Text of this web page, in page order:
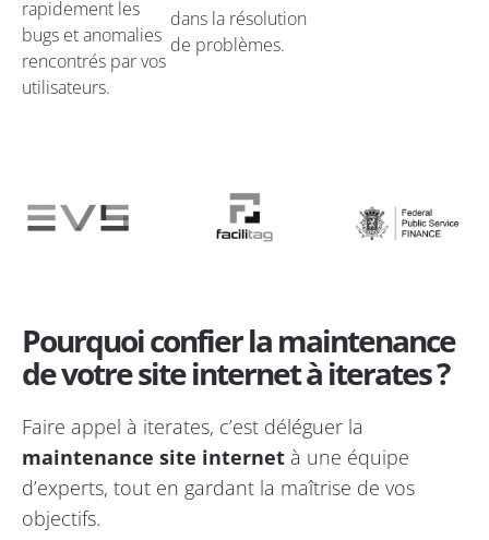
rapidement les
bugs et anomalies
rencontrés par vos
utilisateurs.
dans la résolution
de problèmes.
Pourquoi confier la maintenance
de votre site internet à iterates ?
Faire appel à iterates, c’est déléguer la
maintenance site internet à une équipe
d’experts, tout en gardant la maîtrise de vos
objectifs.